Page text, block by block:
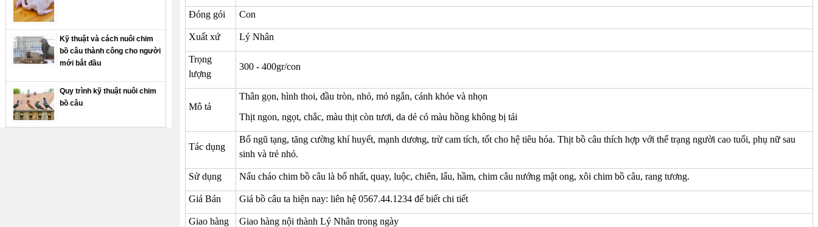
Đóng gói Con
Xuất xứ Lý Nhân
Trọng
lượng
300 - 400gr/con
Mô tả
Thân gọn, hình thoi, đầu tròn, nhỏ, mỏ ngắn, cánh khỏe và nhọn
Thịt ngon, ngọt, chắc, màu thịt còn tươi, da dẻ có màu hồng không bị tái
Tác dụng
Bổ ngũ tạng, tăng cường khí huyết, mạnh dương, trừ cam tích, tốt cho hệ tiêu hóa. Thịt bồ câu thích hợp với thể trạng người cao tuổi, phụ nữ sau
sinh và trẻ nhỏ.
Sử dụng Nấu cháo chim bồ câu là bổ nhất, quay, luộc, chiên, lẩu, hầm, chim câu nướng mật ong, xôi chim bồ câu, rang tương.
Giá Bán Giá bồ câu ta hiện nay: liên hệ 0567.44.1234 để biết chi tiết
Giao hàng
Giao hàng nội thành Lý Nhân trong ngày
Kỹ thuật và cách nuôi chim
bồ câu thành công cho người
mới bắt đầu
Quy trình kỹ thuật nuôi chim
bồ câu